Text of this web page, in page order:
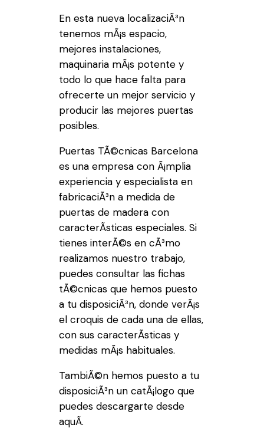
En esta nueva localizaciÃ³n
tenemos mÃ¡s espacio,
mejores instalaciones,
maquinaria mÃ¡s potente y
todo lo que hace falta para
ofrecerte un mejor servicio y
producir las mejores puertas
posibles.
Puertas TÃ©cnicas Barcelona
es una empresa con Ã¡mplia
experiencia y especialista en
fabricaciÃ³n a medida de
puertas de madera con
caracterÃ­sticas especiales. Si
tienes interÃ©s en cÃ³mo
realizamos nuestro trabajo,
puedes consultar las fichas
tÃ©cnicas que hemos puesto
a tu disposiciÃ³n, donde verÃ¡s
el croquis de cada una de ellas,
con sus caracterÃ­sticas y
medidas mÃ¡s habituales.
TambiÃ©n hemos puesto a tu
disposiciÃ³n un catÃ¡logo que
puedes descargarte desde
aquÃ­.